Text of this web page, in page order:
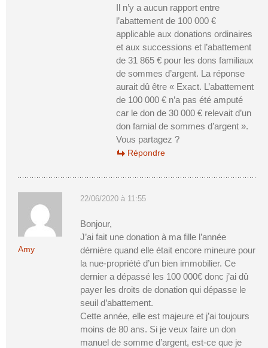
Il n’y a aucun rapport entre
l’abattement de 100 000 €
applicable aux donations ordinaires
et aux successions et l’abattement
de 31 865 € pour les dons familiaux
de sommes d’argent. La réponse
aurait dû être « Exact. L’abattement
de 100 000 € n’a pas été amputé
car le don de 30 000 € relevait d’un
don famial de sommes d’argent ».
Vous partagez ?
Répondre
Amy
22/06/2020 à 11:55
Bonjour,
J’ai fait une donation à ma fille l’année
dérnière quand elle était encore mineure pour
la nue-propriété d’un bien immobilier. Ce
dernier a dépassé les 100 000€ donc j’ai dû
payer les droits de donation qui dépasse le
seuil d’abattement.
Cette année, elle est majeure et j’ai toujours
moins de 80 ans. Si je veux faire un don
manuel de somme d’argent, est-ce que je